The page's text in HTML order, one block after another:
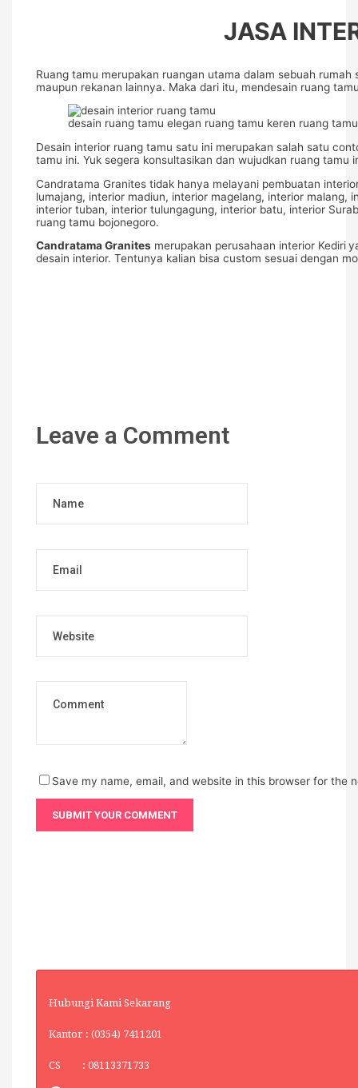
JASA
Ruang tamu merupakan ruangan utama dalam sebuah
maupun rekanan lainnya. Maka dari itu, mendesain ruang
desain ruang tamu elegan ruang tamu keren ruang
Desain interior ruang tamu satu ini merupakan salah satu
tamu ini. Yuk segera konsultasikan dan wujudkan ruang tamu
Candratama Granites tidak hanya melayani pembuatan
lumajang, interior madiun, interior magelang, interior
interior tuban, interior tulungagung, interior batu, interior
ruang tamu bojonegoro.
Candratama Granitesmerupakan perusahaan interior Kediri
desain interior. Tentunya kalian bisa custom sesuai dengan
Leave a Comment
Website
Save my name, email, and website in this browser for the
Hubungi Kami Sekarang
Kantor : (0354) 7411201
CS : 08113371733